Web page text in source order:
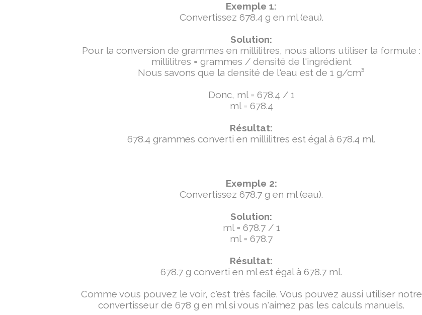
Exemple 1:
Convertissez 678.4 g en ml (eau).
Solution:
Pour la conversion de grammes en millilitres, nous allons utiliser la formule :
millilitres = grammes / densité de l'ingrédient
Nous savons que la densité de l'eau est de 1 g/cm³
Donc, ml = 678.4 / 1
ml = 678.4
Résultat:
678.4 grammes converti en millilitres est égal à 678.4 ml.
Exemple 2:
Convertissez 678.7 g en ml (eau).
Solution:
ml = 678.7 / 1
ml = 678.7
Résultat:
678.7 g converti en ml est égal à 678.7 ml.
Comme vous pouvez le voir, c'est très facile. Vous pouvez aussi utiliser notre
convertisseur de 678 g en ml si vous n'aimez pas les calculs manuels.